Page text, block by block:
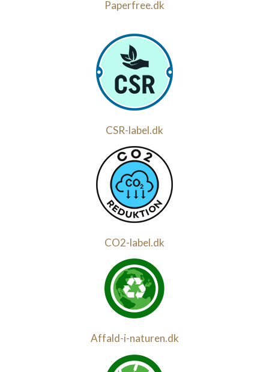
Paperfree.dk
CSR-label.dk
CO2-label.dk
Affald-i-naturen.dk